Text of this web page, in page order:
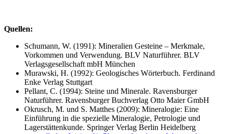
Quellen:
Schumann, W. (1991): Mineralien Gesteine – Merkmale,
Vorkommen und Verwendung. BLV Naturführer. BLV
Verlagsgesellschaft mbH München
Murawski, H. (1992): Geologisches Wörterbuch. Ferdinand
Enke Verlag Stuttgart
Pellant, C. (1994): Steine und Minerale. Ravensburger
Naturführer. Ravensburger Buchverlag Otto Maier GmbH
Okrusch, M. und S. Matthes (2009): Mineralogie: Eine
Einführung in die spezielle Mineralogie, Petrologie und
Lagerstättenkunde. Springer Verlag Berlin Heidelberg